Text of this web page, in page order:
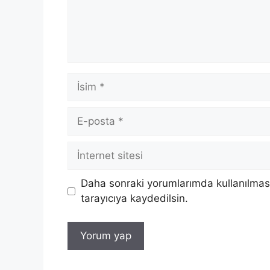
İsim
posta
İnternet
Daha sonraki yorumlarımda
tarayıcıya kaydedilsin.